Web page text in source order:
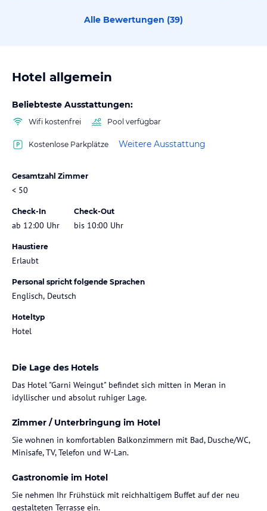
Alle Bewertungen (39)
Hotel allgemein
Beliebteste Ausstattungen:
Wifi kostenfrei Pool verfügbar
Kostenlose Parkplätze Weitere Ausstattung
Gesamtzahl Zimmer
< 50
Check-In
ab 12:00 Uhr
Check-Out
bis 10:00 Uhr
Haustiere
Erlaubt
Personal spricht folgende Sprachen
Englisch, Deutsch
Hoteltyp
Hotel
Die Lage des Hotels
Das Hotel "Garni Weingut" befindet sich mitten in Meran in
idyllischer und absolut ruhiger Lage.
Zimmer / Unterbringung im Hotel
Sie wohnen in komfortablen Balkonzimmern mit Bad, Dusche/WC,
Minisafe, TV, Telefon und W-Lan.
Gastronomie im Hotel
Sie nehmen Ihr Frühstück mit reichhaltigem Buffet auf der neu
gestalteten Terrasse ein.